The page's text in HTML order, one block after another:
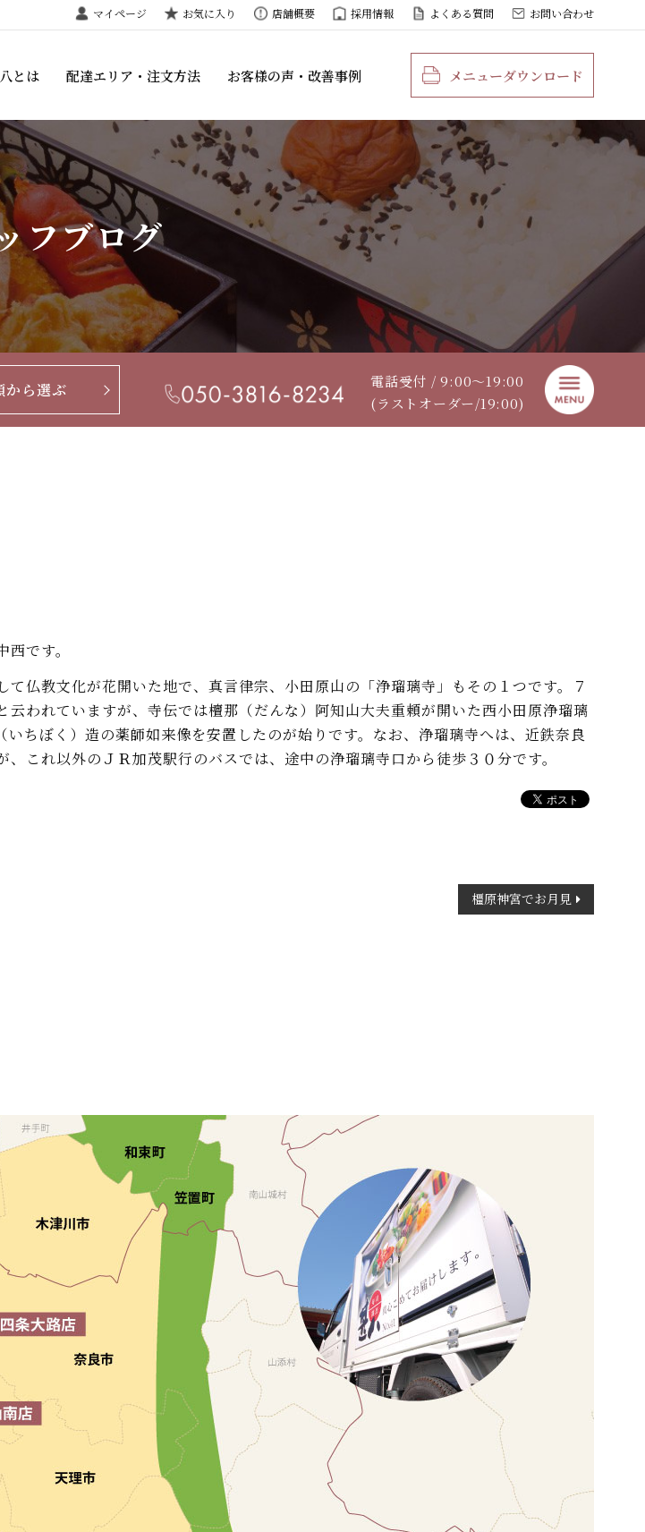
マイページ お気に入り 店舗概要 採用情報 よくある質問 お問い合わせ
とは 配達エリア・注文方法 お客様の声・改善事例 メニューダウンロード
フブログ
から選ぶ
電話受付 / 9:00〜19:00
(ラストオーダー/19:00)
です。
仏教文化が花開いた地で、真言律宗、小田原山の「浄瑠璃寺」もその１つです。７
われていますが、寺伝では檀那（だんな）阿知山大夫重頼が開いた西小田原浄瑠璃
ちぼく）造の薬師如来像を安置したのが始りです。なお、浄瑠璃寺へは、近鉄奈良
これ以外のＪＲ加茂駅行のバスでは、途中の浄瑠璃寺口から徒歩３０分です。
橿原神宮でお月見